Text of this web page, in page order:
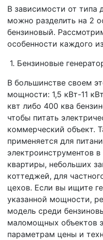
В зависимости от типа
можно разделить на 2
бензиновый.
особенности каждого
1. Бензиновые
В большинстве своем
мощности: 1,5 кВт-11
квт либо 400 ква
чтобы питать
коммерческий объект.
применяется для
электроинструментов
квартиры, небольших
коттеджей, для
цехов. Если вы ищите
указанной мощности,
модель среди
маломощных объектов
параметрам цены и